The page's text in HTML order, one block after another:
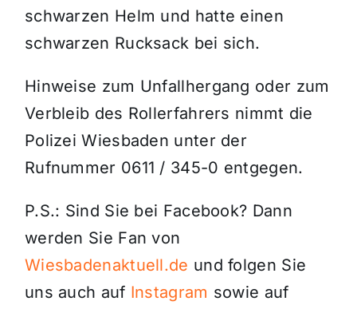
schwarzen Helm und hatte einen
schwarzen Rucksack bei sich.
Hinweise zum Unfallhergang oder zum
Verbleib des Rollerfahrers nimmt die
Polizei Wiesbaden unter der
Rufnummer 0611 / 345-0 entgegen.
P.S.: Sind Sie bei Facebook? Dann
werden Sie Fan von
Wiesbadenaktuell.de und folgen Sie
uns auch auf Instagram sowie auf